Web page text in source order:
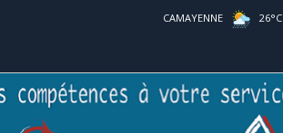
CAMAYENNE 26°C